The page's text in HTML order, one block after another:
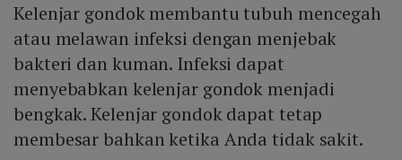
Kelenjar gondok membantu tubuh mencegah
atau melawan infeksi dengan menjebak
bakteri dan kuman. Infeksi dapat
menyebabkan kelenjar gondok menjadi
bengkak. Kelenjar gondok dapat tetap
membesar bahkan ketika Anda tidak sakit.